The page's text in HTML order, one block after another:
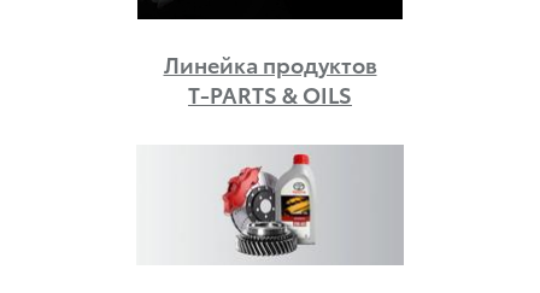
Линейка продуктов
T-PARTS & OILS